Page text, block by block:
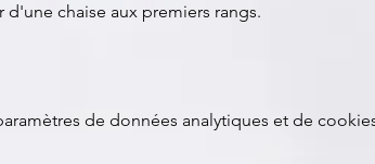
chaise aux premiers rangs.
de données analytiques et de